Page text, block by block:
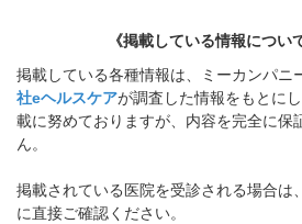
《掲載している情報につい
掲載している各種情報は、ミーカンパニ
社eヘルスケアが調査した情報をもとに
載に努めておりますが、内容を完全に保
ん。
掲載されている医院を受診される場合は
に直接ご確認ください。